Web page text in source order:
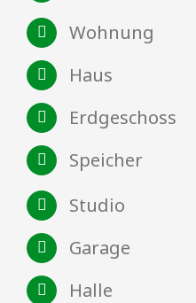
Wohnung
Haus
Erdgeschoss
Speicher
Studio
Garage
Halle